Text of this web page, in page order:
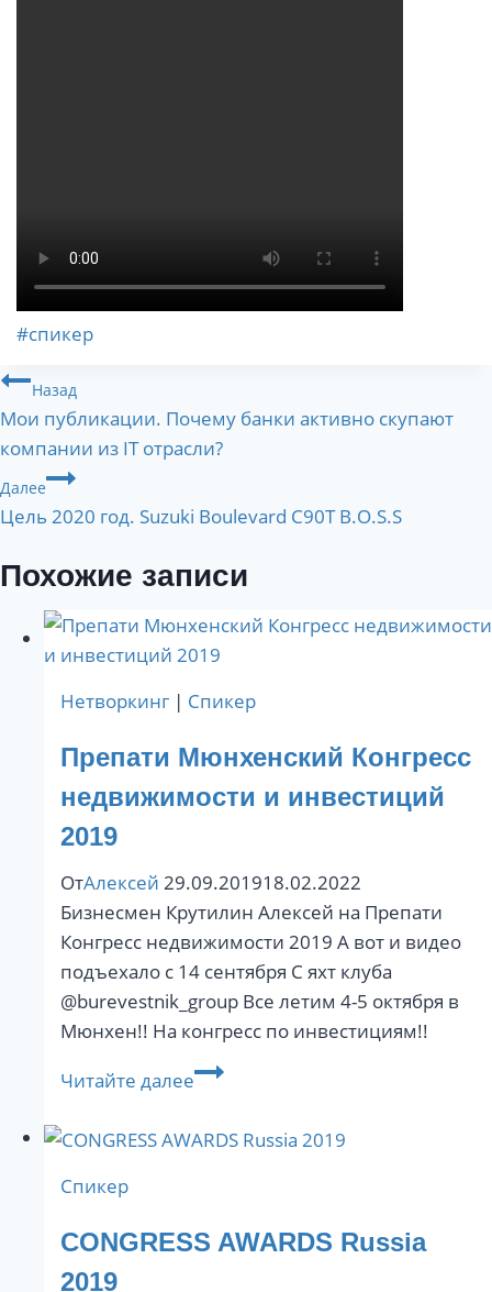
Метки
#спикер
Навигация
по
записям
Назад
Мои публикации. Почему банки активно скупают
компании из IT отрасли?
Далее
Цель 2020 год. Suzuki Boulevard C90T B.O.S.S
Похожие записи
Нетворкинг | Спикер
Препати Мюнхенский Конгресс
недвижимости и инвестиций
2019
ОтАлексей 29.09.201918.02.2022
Бизнесмен Крутилин Алексей на Препати
Конгресс недвижимости 2019 А вот и видео
подъехало с 14 сентября С яхт клуба
@burevestnik_group Все летим 4-5 октября в
Мюнхен!! На конгресс по инвестициям!!
Читайте далееПрепати
Конгресс
2019
Спикер
CONGRESS AWARDS Russia
2019